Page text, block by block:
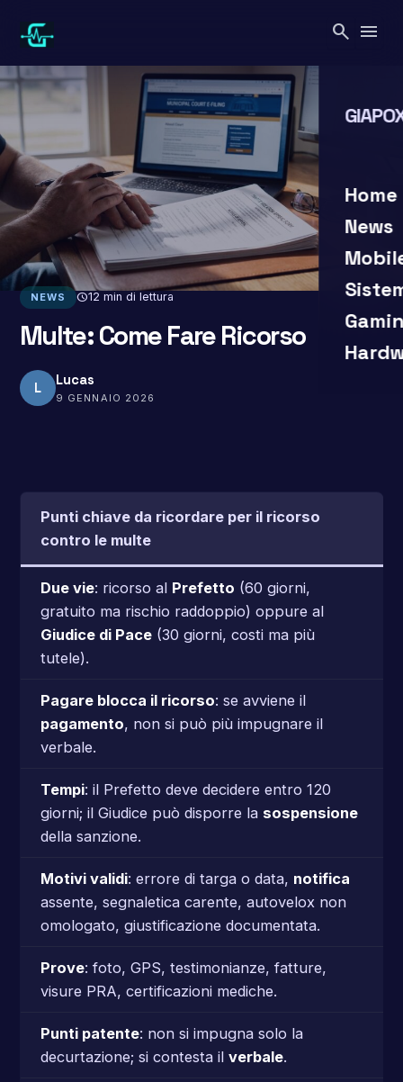
contenuto
search menu
Home
News
search close
NEWS schedule12 min di lettura
Multe: Come Fare Ricorso
L Lucas
9 GENNAIO 2026
Punti chiave da ricordare per il ricorso
contro le multe
Due vie: ricorso al Prefetto (60 giorni,
gratuito ma rischio raddoppio) oppure al
Giudice di Pace(30 giorni, costi ma più
tutele).
Pagare blocca il ricorso: se avviene il
pagamento, non si può più impugnare il
verbale.
Tempi: il Prefetto deve decidere entro 120
giorni; il Giudice può disporre la sospensione
della sanzione.
Motivi validi: errore di targa o data, notifica
assente, segnaletica carente, autovelox non
omologato, giustificazione documentata.
Prove: foto, GPS, testimonianze, fatture,
visure PRA, certificazioni mediche.
Punti patente: non si impugna solo la
decurtazione; si contesta il verbale.